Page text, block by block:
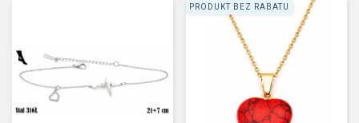
PRODUKT BEZ RABATU